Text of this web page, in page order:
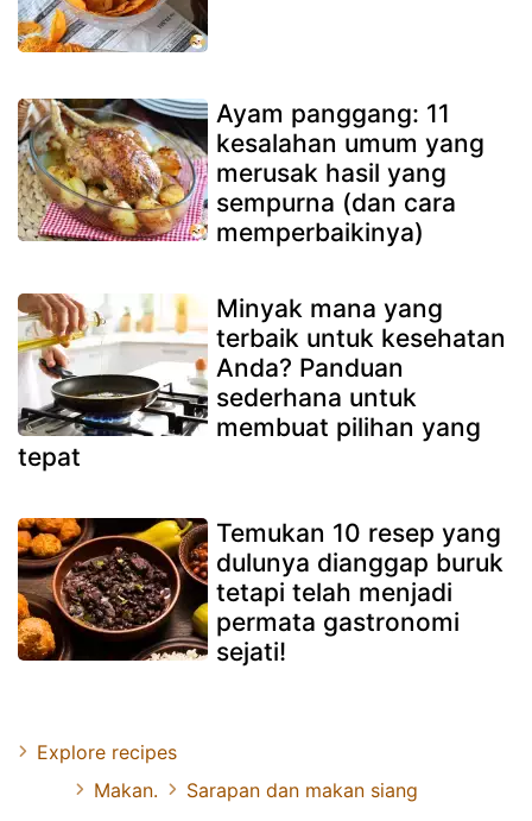
Ayam panggang: 11
kesalahan umum yang
merusak hasil yang
sempurna (dan cara
memperbaikinya)
Minyak mana yang
terbaik untuk kesehatan
Anda? Panduan
sederhana untuk
membuat pilihan yang
tepat
Temukan 10 resep yang
dulunya dianggap buruk
tetapi telah menjadi
permata gastronomi
sejati!
Explore recipes
Makan.
Sarapan dan makan siang